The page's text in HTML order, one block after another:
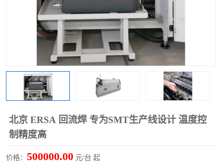
北京 ERSA 回流焊 专为SMT生产线设计 温度控
制精度高
价格： 500000.00 元/台 起